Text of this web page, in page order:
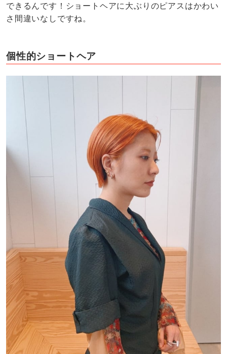
できるんです！ショートヘアに大ぶりのピアスはかわい
さ間違いなしですね。
個性的ショートヘア